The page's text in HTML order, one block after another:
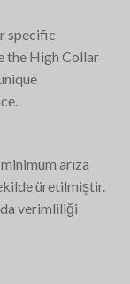
specific
the High Collar
arıza
üretilmiştir.
verimliliği